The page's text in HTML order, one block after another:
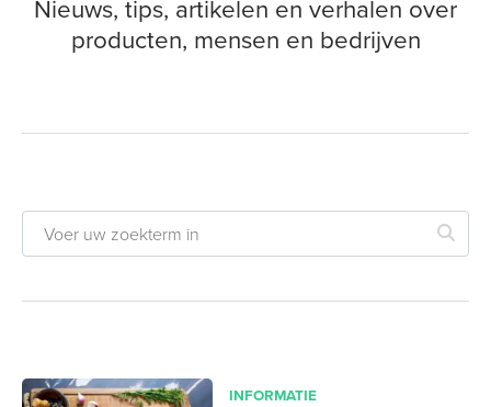
Nieuws, tips, artikelen en verhalen over
producten, mensen en bedrijven
INFORMATIE